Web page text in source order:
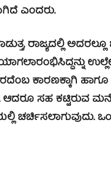
ಎಂದರು.
ರಾಜ್ಯದಲ್ಲಿ
ಕಾರಣಕ್ಕಾಗಿ
ಆದರೂ ಸಹ ಕಟ್ಟಿರುವ